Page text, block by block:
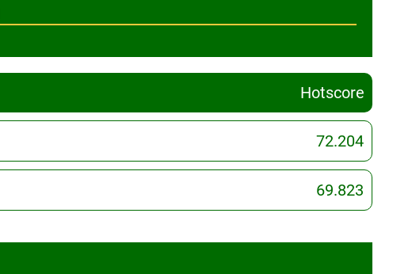
Hotscore
72.204
69.823